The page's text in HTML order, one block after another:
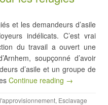
et les demandeurs d’asile
indélicats. C’est vrai
du travail a ouvert une
soupçonné d’avoir
d’asile et un groupe de
Continue reading →
, Esclavage